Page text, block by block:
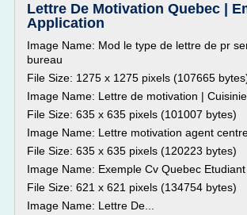
Lettre De Motivation Quebec |
Application
Image Name: Mod le type de lettre de pr
bureau
File Size: 1275 x 1275 pixels (107665
Image Name: Lettre de motivation |
File Size: 635 x 635 pixels (101007 bytes)
Image Name: Lettre motivation agent
File Size: 635 x 635 pixels (120223 bytes)
Image Name: Exemple Cv Quebec Etudiant
File Size: 621 x 621 pixels (134754 bytes)
Image Name: Lettre De...